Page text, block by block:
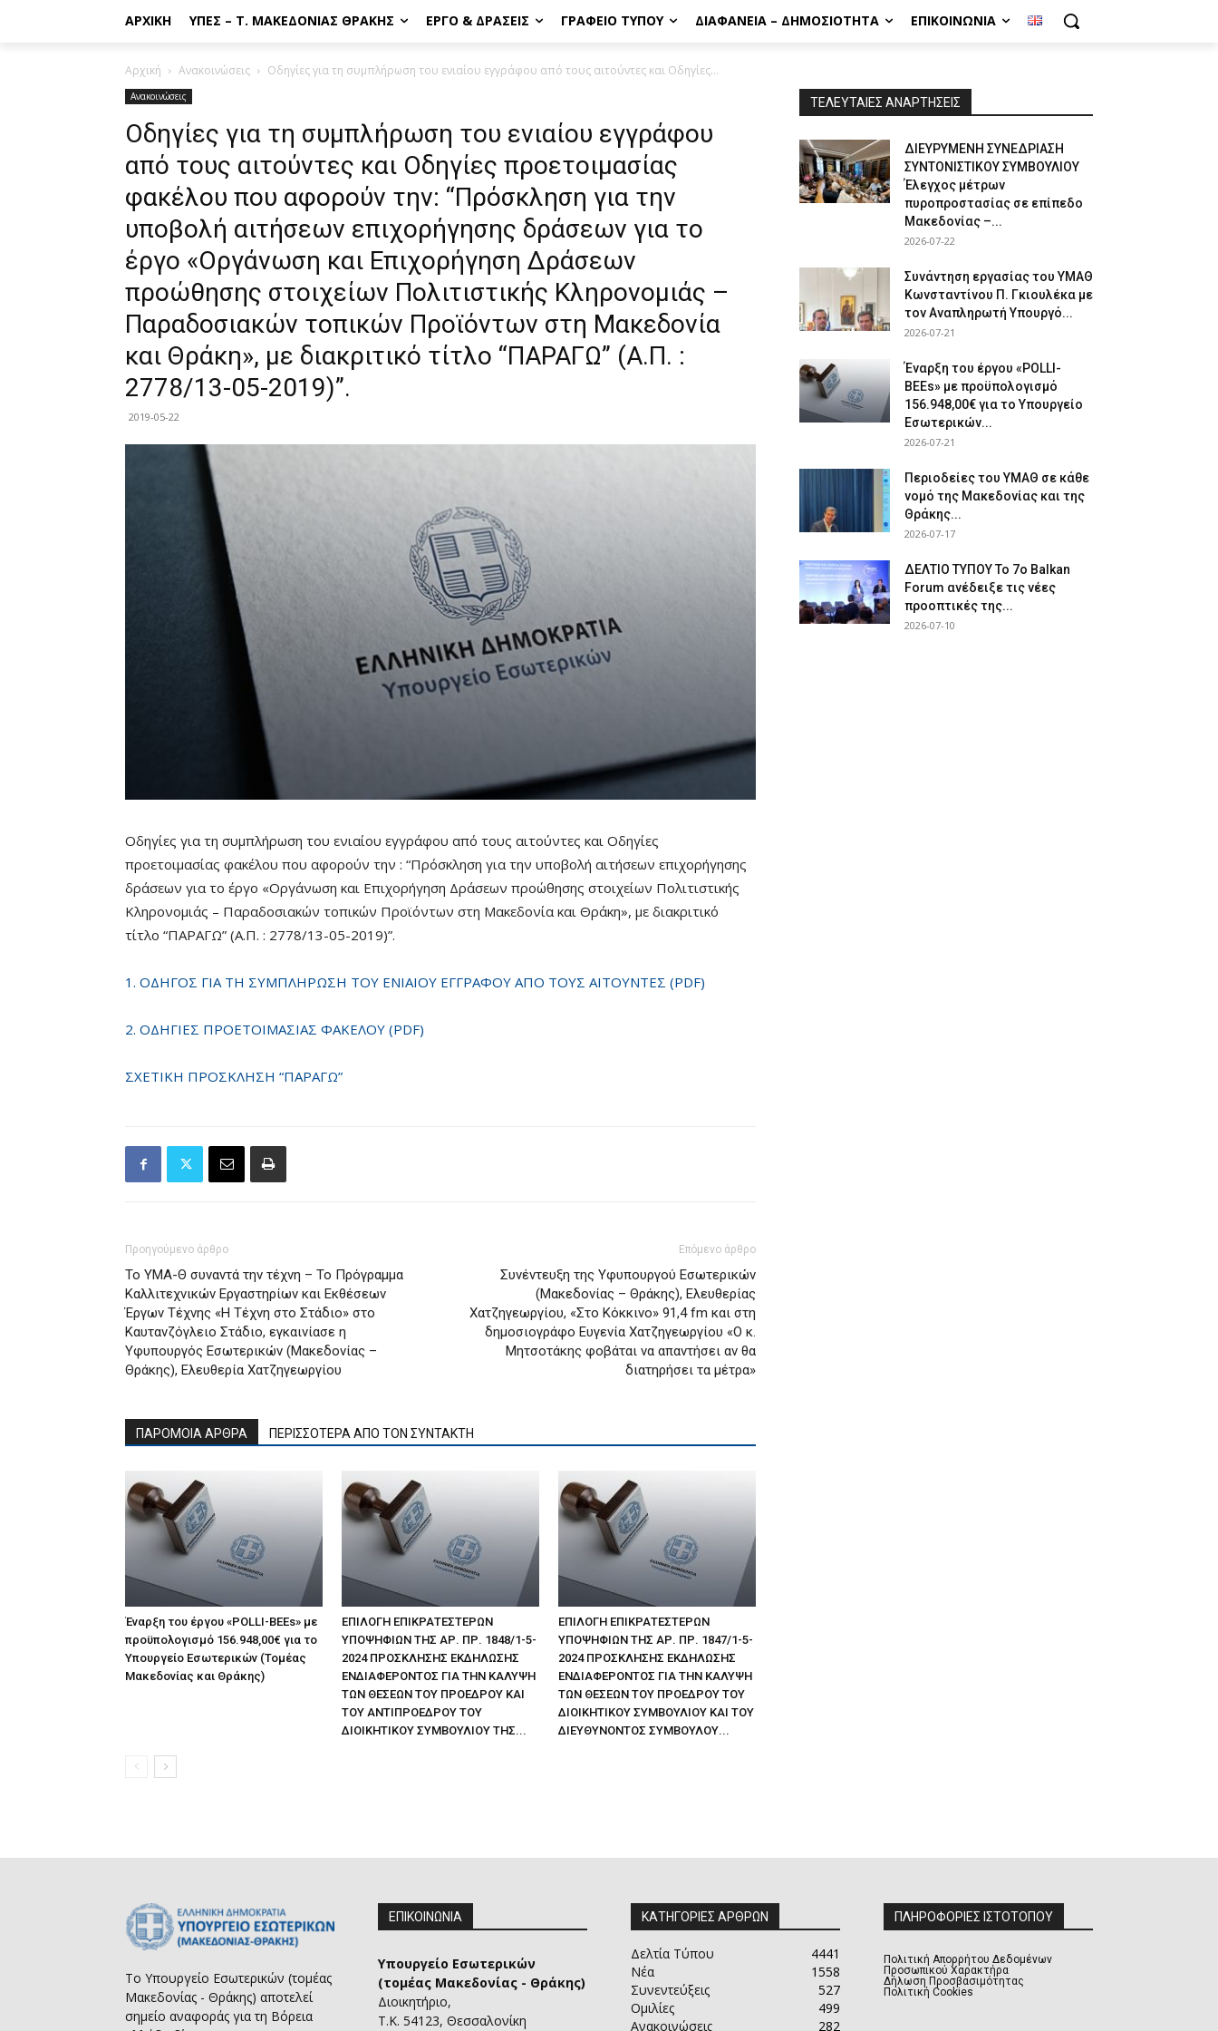
ΑΡΧΙΚΉ ΥΠΕΣ – Τ. ΜΑΚΕΔΟΝΊΑΣ ΘΡΆΚΗΣ ΈΡΓΟ & ΔΡΆΣΕΙΣ ΓΡΑΦΕΊΟ ΤΎΠΟΥ ΔΙΑΦΆΝΕΙΑ – ΔΗΜΟΣΙΌΤΗΤΑ ΕΠΙΚΟΙΝΩΝΊΑ
Αρχική Ανακοινώσεις Οδηγίες για τη συμπλήρωση του ενιαίου εγγράφου από τους αιτούντες και Οδηγίες...
Ανακοινώσεις
Οδηγίες για τη συμπλήρωση του ενιαίου εγγράφου
από τους αιτούντες και Οδηγίες προετοιμασίας
φακέλου που αφορούν την: “Πρόσκληση για την
υποβολή αιτήσεων επιχορήγησης δράσεων για το
έργο «Οργάνωση και Επιχορήγηση Δράσεων
προώθησης στοιχείων Πολιτιστικής Κληρονομιάς –
Παραδοσιακών τοπικών Προϊόντων στη Μακεδονία
και Θράκη», με διακριτικό τίτλο “ΠΑΡΑΓΩ” (Α.Π. :
2778/13-05-2019)”.
2019-05-22
Οδηγίες για τη συμπλήρωση του ενιαίου εγγράφου από τους αιτούντες και Οδηγίες
προετοιμασίας φακέλου που αφορούν την : “Πρόσκληση για την υποβολή αιτήσεων επιχορήγησης
δράσεων για το έργο «Οργάνωση και Επιχορήγηση Δράσεων προώθησης στοιχείων Πολιτιστικής
Κληρονομιάς – Παραδοσιακών τοπικών Προϊόντων στη Μακεδονία και Θράκη», με διακριτικό
τίτλο “ΠΑΡΑΓΩ” (Α.Π. : 2778/13-05-2019)”.
1. ΟΔΗΓΟΣ ΓΙΑ ΤΗ ΣΥΜΠΛΗΡΩΣΗ ΤΟΥ ΕΝΙΑΙΟΥ ΕΓΓΡΑΦΟΥ ΑΠΟ ΤΟΥΣ ΑΙΤΟΥΝΤΕΣ (PDF)
2. ΟΔΗΓΙΕΣ ΠΡΟΕΤΟΙΜΑΣΙΑΣ ΦΑΚΕΛΟΥ (PDF)
ΣΧΕΤΙΚΗ ΠΡΟΣΚΛΗΣΗ “ΠΑΡΑΓΩ”
Προηγούμενο άρθρο
Το ΥΜΑ-Θ συναντά την τέχνη – Το Πρόγραμμα
Καλλιτεχνικών Εργαστηρίων και Εκθέσεων
Έργων Τέχνης «Η Τέχνη στο Στάδιο» στο
Καυτανζόγλειο Στάδιο, εγκαινίασε η
Υφυπουργός Εσωτερικών (Μακεδονίας –
Θράκης), Ελευθερία Χατζηγεωργίου
Επόμενο άρθρο
Συνέντευξη της Υφυπουργού Εσωτερικών
(Μακεδονίας – Θράκης), Ελευθερίας
Χατζηγεωργίου, «Στο Κόκκινο» 91,4 fm και στη
δημοσιογράφο Ευγενία Χατζηγεωργίου «Ο κ.
Μητσοτάκης φοβάται να απαντήσει αν θα
διατηρήσει τα μέτρα»
ΠΑΡΟΜΟΙΑ ΑΡΘΡΑ ΠΕΡΙΣΣΟΤΕΡΑ ΑΠΟ ΤΟΝ ΣΥΝΤΑΚΤΗ
Έναρξη του έργου «POLLI-BEEs» με
προϋπολογισμό 156.948,00€ για το
Υπουργείο Εσωτερικών (Τομέας
Μακεδονίας και Θράκης)
ΕΠΙΛΟΓΗ ΕΠΙΚΡΑΤΕΣΤΕΡΩΝ
ΥΠΟΨΗΦΙΩΝ ΤΗΣ ΑΡ. ΠΡ. 1848/1-5-
2024 ΠΡΟΣΚΛΗΣΗΣ ΕΚΔΗΛΩΣΗΣ
ΕΝΔΙΑΦΕΡΟΝΤΟΣ ΓΙΑ ΤΗΝ ΚΑΛΥΨΗ
ΤΩΝ ΘΕΣΕΩΝ ΤΟΥ ΠΡΟΕΔΡΟΥ ΚΑΙ
ΤΟΥ ΑΝΤΙΠΡΟΕΔΡΟΥ ΤΟΥ
ΔΙΟΙΚΗΤΙΚΟΥ ΣΥΜΒΟΥΛΙΟΥ ΤΗΣ...
ΕΠΙΛΟΓΗ ΕΠΙΚΡΑΤΕΣΤΕΡΩΝ
ΥΠΟΨΗΦΙΩΝ ΤΗΣ ΑΡ. ΠΡ. 1847/1-5-
2024 ΠΡΟΣΚΛΗΣΗΣ ΕΚΔΗΛΩΣΗΣ
ΕΝΔΙΑΦΕΡΟΝΤΟΣ ΓΙΑ ΤΗΝ ΚΑΛΥΨΗ
ΤΩΝ ΘΕΣΕΩΝ ΤΟΥ ΠΡΟΕΔΡΟΥ ΤΟΥ
ΔΙΟΙΚΗΤΙΚΟΥ ΣΥΜΒΟΥΛΙΟΥ ΚΑΙ ΤΟΥ
ΔΙΕΥΘΥΝΟΝΤΟΣ ΣΥΜΒΟΥΛΟΥ...
ΤΕΛΕΥΤΑΙΕΣ ΑΝΑΡΤΗΣΕΙΣ
ΔΙΕΥΡΥΜΕΝΗ ΣΥΝΕΔΡΙΑΣΗ
ΣΥΝΤΟΝΙΣΤΙΚΟΥ ΣΥΜΒΟΥΛΙΟΥ
Έλεγχος μέτρων
πυροπροστασίας σε επίπεδο
Μακεδονίας –...
2026-07-22
Συνάντηση εργασίας του ΥΜΑΘ
Κωνσταντίνου Π. Γκιουλέκα με
τον Αναπληρωτή Υπουργό...
2026-07-21
Έναρξη του έργου «POLLI-
BEEs» με προϋπολογισμό
156.948,00€ για το Υπουργείο
Εσωτερικών...
2026-07-21
Περιοδείες του ΥΜΑΘ σε κάθε
νομό της Μακεδονίας και της
Θράκης...
2026-07-17
ΔΕΛΤΙΟ ΤΥΠΟΥ Το 7ο Balkan
Forum ανέδειξε τις νέες
προοπτικές της...
2026-07-10
Το Υπουργείο Εσωτερικών (τομέας
Μακεδονίας - Θράκης) αποτελεί
σημείο αναφοράς για τη Βόρεια
ΕΠΙΚΟΙΝΩΝΙΑ
Υπουργείο Εσωτερικών
(τομέας Μακεδονίας - Θράκης)
Διοικητήριο,
Τ.Κ. 54123, Θεσσαλονίκη
ΚΑΤΗΓΟΡΙΕΣ ΑΡΘΡΩΝ
Δελτία Τύπου
4441
Νέα
1558
Συνεντεύξεις
527
Ομιλίες
499
Ανακοινώσεις
282
ΠΛΗΡΟΦΟΡΙΕΣ ΙΣΤΟΤΟΠΟΥ
Πολιτική Απορρήτου Δεδομένων
Προσωπικού Χαρακτήρα
Δήλωση Προσβασιμότητας
Πολιτική Cookies